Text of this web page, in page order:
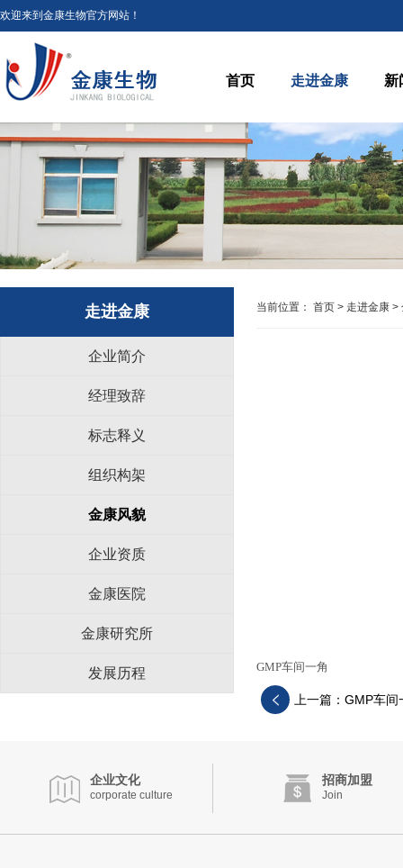
欢迎来到金康生物官方网站！
首页 走进金康 新
走进金康
企业简介
经理致辞
标志释义
组织构架
金康风貌
企业资质
金康医院
金康研究所
发展历程
当前位置： 首页 > 走进金康 >
GMP车间一角
上一篇：GMP车间
企业文化
corporate culture
招商加盟
Join